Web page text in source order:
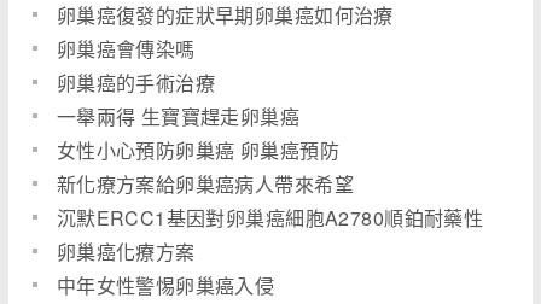
卵巢癌復發的症狀早期卵巢癌如何治療
卵巢癌會傳染嗎
卵巢癌的手術治療
一舉兩得 生寶寶趕走卵巢癌
女性小心預防卵巢癌 卵巢癌預防
新化療方案給卵巢癌病人帶來希望
沉默ERCC1基因對卵巢癌細胞A2780順鉑耐藥性
的影響
卵巢癌化療方案
中年女性警惕卵巢癌入侵